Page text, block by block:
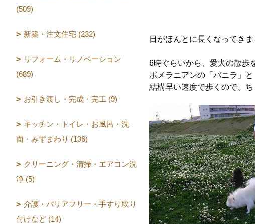
日がほんとに長くなってきま
6時ぐらいから、愛犬の散歩
ポメラニアンの「バニラ」と
結構早い速度で歩くので、
(509)
新築・注文住宅 (232)
リフォーム・リノベーション
(689)
お引き渡し・完成・完工 (9)
キッチン・トイレ・お風呂・洗
面・みずまわり (136)
クリーニング・清掃・エアコン洗
浄 (5)
介護・バリアフリー・手すり取り
付けなど (14)